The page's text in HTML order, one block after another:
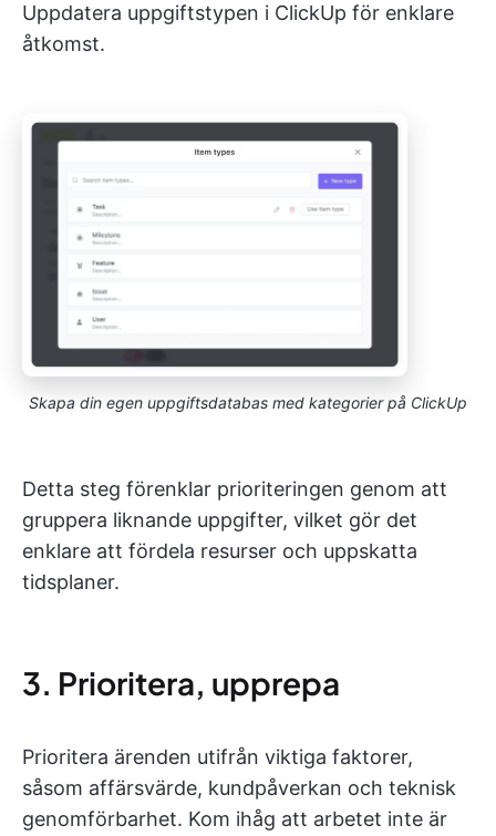
Uppdatera uppgiftstypen i ClickUp för enklare
åtkomst.
Skapa din egen uppgiftsdatabas med kategorier på ClickUp
Detta steg förenklar prioriteringen genom att
gruppera liknande uppgifter, vilket gör det
enklare att fördela resurser och uppskatta
tidsplaner.
3. Prioritera, upprepa
Prioritera ärenden utifrån viktiga faktorer,
såsom affärsvärde, kundpåverkan och teknisk
genomförbarhet. Kom ihåg att arbetet inte är